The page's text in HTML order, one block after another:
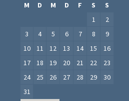
M
D M D F S S
1
2
3
4 5 6 7 8
9
10
11 12 13 14 15
16
17
18 19 20 21 22
23
24
25 26 27 28 29
30
31